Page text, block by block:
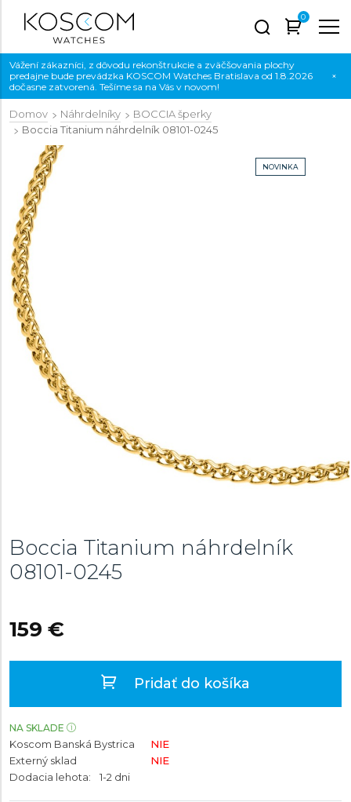
0
Vážení zákazníci, z dôvodu rekonštrukcie a zväčšovania plochy
predajne bude prevádzka KOSCOM Watches Bratislava od 1.8.2026
dočasne zatvorená. Tešíme sa na Vás v novom!
×
Domov Náhrdelníky
BOCCIA šperky
Boccia Titanium náhrdelník 08101-0245
NOVINKA
Boccia Titanium náhrdelník
08101-0245
159 €
Pridať do košíka
NA SKLADE
Koscom Banská Bystrica
NIE
Externý sklad
NIE
Dodacia lehota:
1-2 dni